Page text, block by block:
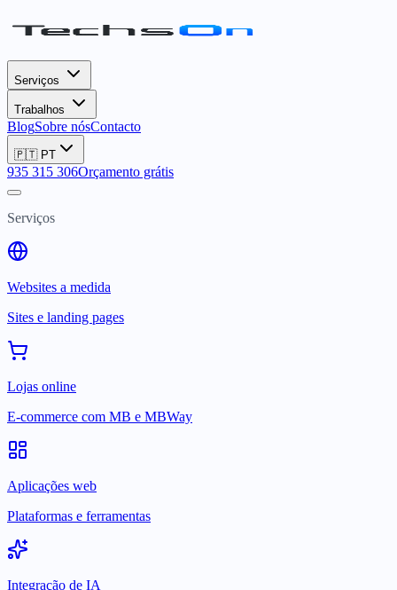
Serviços
Trabalhos
BlogSobre nósContacto
🇵🇹 PT
935 315 306Orçamento grátis
Serviços
Websites a medida
Sites e landing pages
Lojas online
E-commerce com MB e MBWay
Aplicações web
Plataformas e ferramentas
Integração de IA